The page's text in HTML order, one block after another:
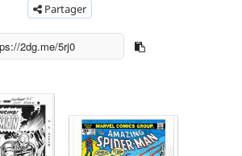
Partager